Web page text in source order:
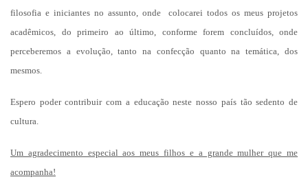
filosofia e iniciantes no assunto, onde colocarei todos os meus projetos
acadêmicos, do primeiro ao último, conforme forem concluídos, onde
perceberemos a evolução, tanto na confecção quanto na temática, dos
mesmos.
Espero poder contribuir com a educação neste nosso país tão sedento de
cultura.
Um agradecimento especial aos meus filhos e a grande mulher que me
acompanha!